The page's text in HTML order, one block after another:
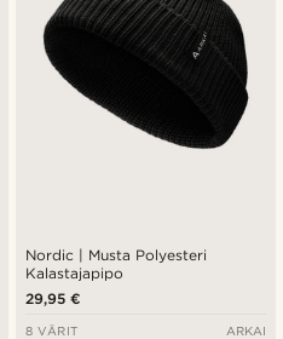
Nordic | Musta Polyesteri
Kalastajapipo
29,95 €
8 VÄRIT ARKAI